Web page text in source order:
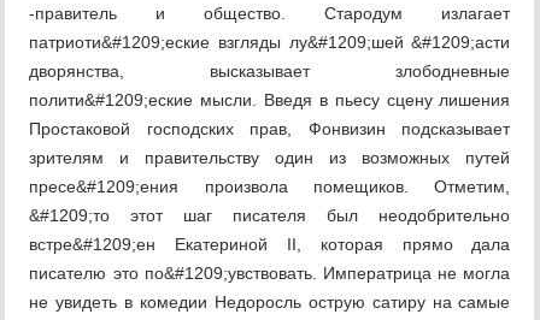
-правитель и общество. Стародум излагает
патриоти&#1209;еские взгляды лу&#1209;шей &#1209;асти
дворянства, высказывает злободневные
полити&#1209;еские мысли. Введя в пьесу сцену лишения
Простаковой господских прав, Фонвизин подсказывает
зрителям и правительству один из возможных путей
пресе&#1209;ения произвола помещиков. Отметим,
&#1209;то этот шаг писателя был неодобрительно
встре&#1209;ен Екатериной II, которая прямо дала
писателю это по&#1209;увствовать. Императрица не могла
не увидеть в комедии Недоросль острую сатиру на самые